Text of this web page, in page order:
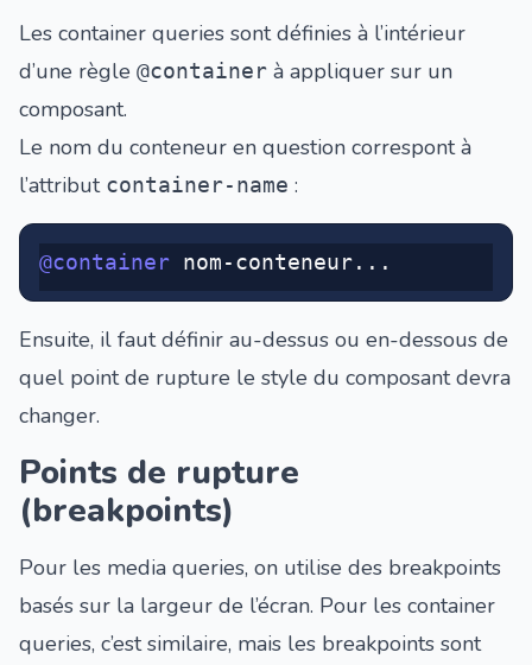
Les container queries sont définies à l’intérieur
d’une règle @container à appliquer sur un
composant.
Le nom du conteneur en question correspont à
l’attribut container-name :
@container nom-conteneur...
Ensuite, il faut définir au-dessus ou en-dessous de
quel point de rupture le style du composant devra
changer.
Points de rupture
(breakpoints)
Pour les media queries, on utilise des breakpoints
basés sur la largeur de l’écran. Pour les container
queries, c’est similaire, mais les breakpoints sont